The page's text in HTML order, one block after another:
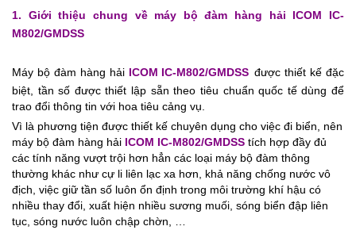
1. Giới thiệu chung về máy bộ đàm hàng hải ICOM IC-
M802/GMDSS
Máy bộ đàm hàng hải ICOM IC-M802/GMDSS được thiết kế đặc
biệt, tần số được thiết lập sẵn theo tiêu chuẩn quốc tế dùng để
trao đổi thông tin với hoa tiêu cảng vụ.
Vì là phương tiện được thiết kế chuyên dụng cho việc đi biển, nên
máy bộ đàm hàng hải ICOM IC-M802/GMDSS tích hợp đầy đủ
các tính năng vượt trội hơn hẳn các loại máy bộ đàm thông
thường khác như cự li liên lạc xa hơn, khả năng chống nước vô
địch, việc giữ tần số luôn ổn định trong môi trường khí hậu có
nhiều thay đổi, xuất hiện nhiều sương muối, sóng biển đập liên
tục, sóng nước luôn chập chờn, …